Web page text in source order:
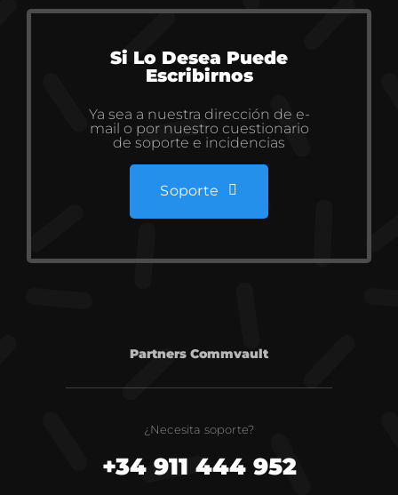
Si Lo Desea Puede
Escribirnos
Ya sea a nuestra dirección de e-
mail o por nuestro cuestionario
de soporte e incidencias
Soporte
Partners Commvault
¿Necesita soporte?
+34 911 444 952